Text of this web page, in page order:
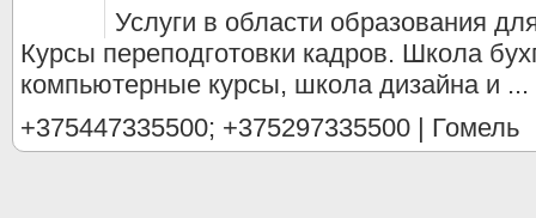
Услуги в области образования
Курсы переподготовки кадров. Школа
компьютерные курсы, школа дизайна и ...
+375447335500; +375297335500 | Гомель